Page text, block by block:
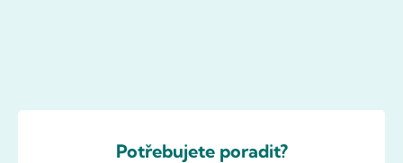
Potřebujete poradit?